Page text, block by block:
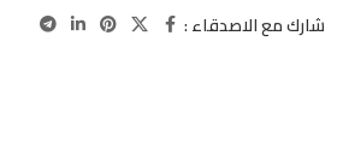
شارك مع الاصدقاء :